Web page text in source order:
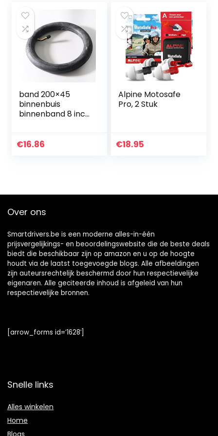
band 200×45
binnenbuis
binnenband 8 inch
scooter
€16.86
Alpine Motosafe
Pro, 2 Stuk
€18.95
Over ons
Smartdrivers.be is een moderne alles-in-één
prijsvergelijkings- en beoordelingswebsite die de beste deals
biedt die beschikbaar zijn op amazon en u op de hoogte
houdt via de laatst toegevoegde blogs. Alle afbeeldingen
zijn auteursrechtelijk beschermd door hun respectievelijke
eigenaren. Alle geciteerde inhoud is afgeleid van hun
respectievelijke bronnen.
[arrow_forms id=’1628′]
Snelle links
Alles winkelen
Home